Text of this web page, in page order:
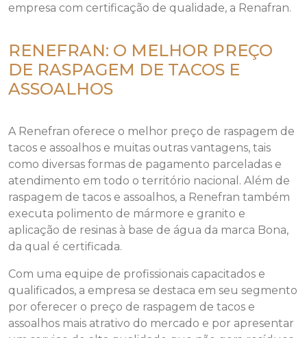
empresa com certificação de qualidade, a Renafran.
RENEFRAN: O MELHOR PREÇO
DE RASPAGEM DE TACOS E
ASSOALHOS
A Renefran oferece o melhor preço de raspagem de
tacos e assoalhos e muitas outras vantagens, tais
como diversas formas de pagamento parceladas e
atendimento em todo o território nacional. Além de
raspagem de tacos e assoalhos, a Renefran também
executa polimento de mármore e granito e
aplicação de resinas à base de água da marca Bona,
da qual é certificada.
Com uma equipe de profissionais capacitados e
qualificados, a empresa se destaca em seu segmento
por oferecer o preço de raspagem de tacos e
assoalhos mais atrativo do mercado e por apresentar